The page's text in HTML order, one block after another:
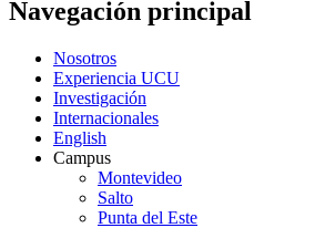
Navegación principal
Nosotros
Experiencia UCU
Investigación
Internacionales
English
Campus
Montevideo
Salto
Punta del Este